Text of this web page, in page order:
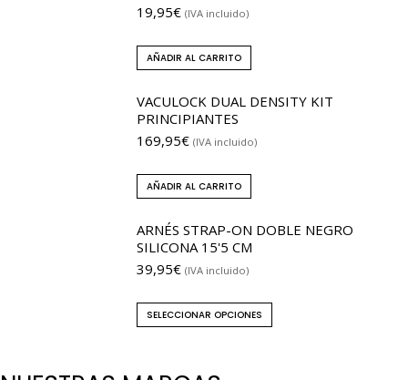
19,95€ (IVA incluido)
AÑADIR AL CARRITO
VACULOCK DUAL DENSITY KIT
PRINCIPIANTES
169,95€ (IVA incluido)
AÑADIR AL CARRITO
ARNÉS STRAP-ON DOBLE NEGRO
SILICONA 15'5 CM
39,95€ (IVA incluido)
SELECCIONAR OPCIONES